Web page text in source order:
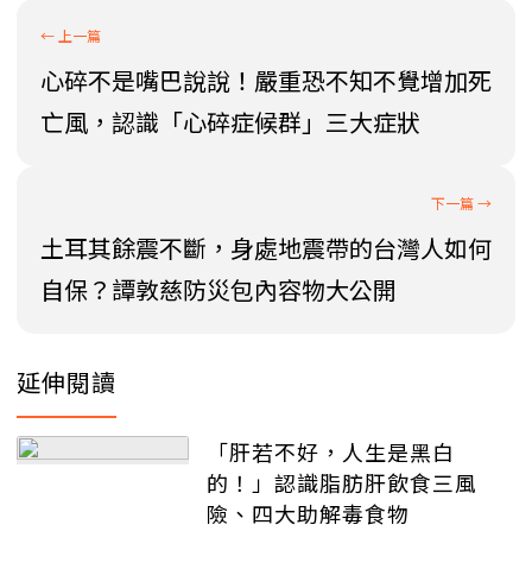
心碎不是嘴巴說說！嚴重恐不知不覺增加死
亡風，認識「心碎症候群」三大症狀
土耳其餘震不斷，身處地震帶的台灣人如何
自保？譚敦慈防災包內容物大公開
延伸閱讀
「肝若不好，人生是黑白
的！」認識脂肪肝飲食三風
險、四大助解毒食物